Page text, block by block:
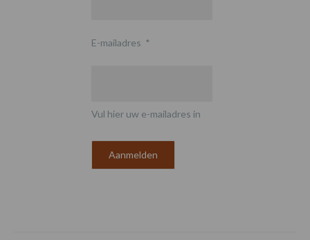
E-mailadres *
Vul hier uw e-mailadres in